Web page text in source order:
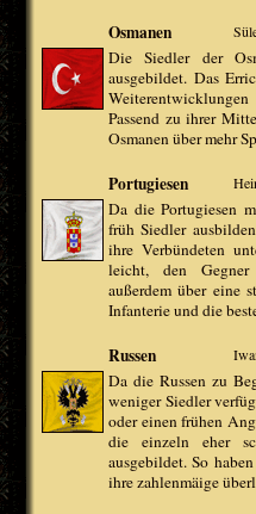
Osmanen
Die Siedler der
ausgebildet. Das
Passend zu ihrer
Osmanen über mehr
Portugiesen
Da die Portugiesen
früh Siedler
ihre Verbündeten
leicht, den Gegner
außerdem über eine
Infanterie und die
Russen
Da die Russen zu
weniger Siedler
oder einen frühen
die einzeln eher
ausgebildet. So
ihre zahlenmäige